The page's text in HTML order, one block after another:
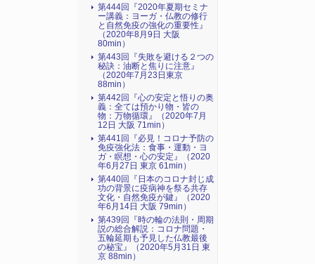
第444回『2020年夏期セミナ
ー講義：ヨーガ・仏教の修行
と自然免疫の強化の重要性』
（2020年8月9日 大阪
80min）
第443回『失敗を避ける２つの
秘訣：油断と焦りに注意』
（2020年7月23日東京
88min）
第442回『心の安定と悟りの奥
義：全ては預かり物・皆の
物：万物循環』（2020年7月
12日 大阪 71min）
第441回『必見！コロナ予防の
免疫強化法：食事・運動・ヨ
ガ・瞑想・心の安定』（2020
年6月27日 東京 61min）
第440回『日本のコロナ封じ成
功の背景に疫病神を祭る共存
文化・自然免疫が鍵』（2020
年6月14日 大阪 79min）
第439回『時の輪の法則・周期
説の総合解説：コロナ問題・
五輪延期も予見した仏教最後
の秘宝』（2020年5月31日 東
京 88min）